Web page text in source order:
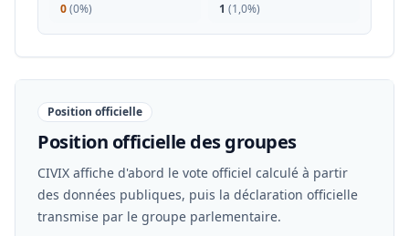
0(0%)
1 (1,0%)
Position officielle
Position officielle des groupes
CIVIX affiche d'abord le vote officiel calculé à partir
des données publiques, puis la déclaration officielle
transmise par le groupe parlementaire.